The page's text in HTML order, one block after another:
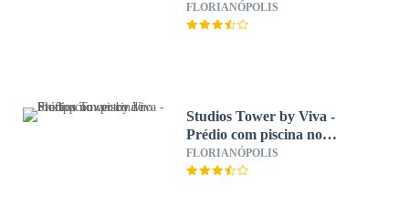
FLORIANÓPOLIS
Studios Tower by Viva -
Prédio com piscina no
rooftop no centro de Floripa
FLORIANÓPOLIS